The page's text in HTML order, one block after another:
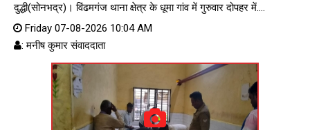
दुद्धी(सोनभद्र)। विंढमगंज थाना क्षेत्र के धूमा गांव में गुरुवार दोपहर में....
Friday 07-08-2026 10:04 AM
: मनीष कुमार संवाददाता